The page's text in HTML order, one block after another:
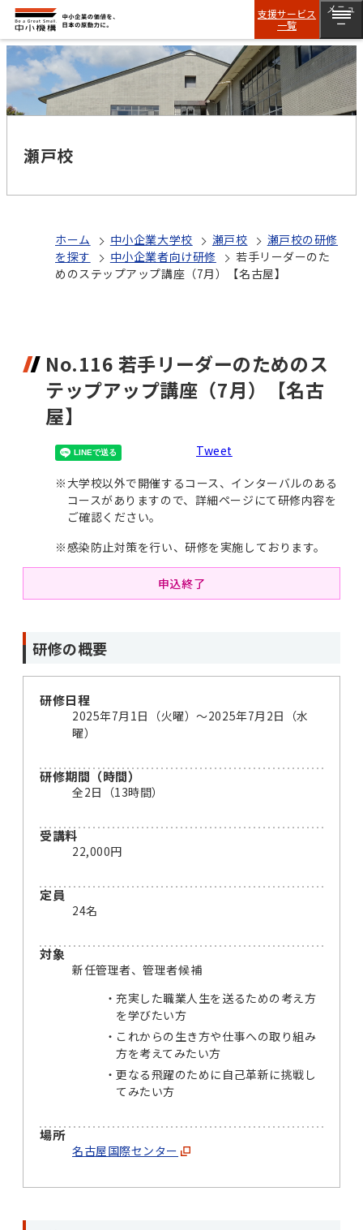
支援サービス
一覧
メニュ
ー
瀬戸校
ホーム 中小企業大学校 瀬戸校
瀬戸校の研修
を探す
中小企業者向け研修
若手リーダーのた
めのステップアップ講座（7月）【名古屋】
No.116 若手リーダーのためのス
テップアップ講座（7月）【名古
屋】
Tweet
※大学校以外で開催するコース、インターバルのある
コースがありますので、詳細ページにて研修内容を
ご確認ください。
※感染防止対策を行い、研修を実施しております。
申込終了
研修の概要
研修日程
2025年7月1日（火曜）～2025年7月2日（水
曜）
研修期間（時間）
全2日（13時間）
受講料
22,000円
定員
24名
対象
新任管理者、管理者候補
充実した職業人生を送るための考え方
を学びたい方
これからの生き方や仕事への取り組み
方を考えてみたい方
更なる飛躍のために自己革新に挑戦し
てみたい方
場所
名古屋国際センター